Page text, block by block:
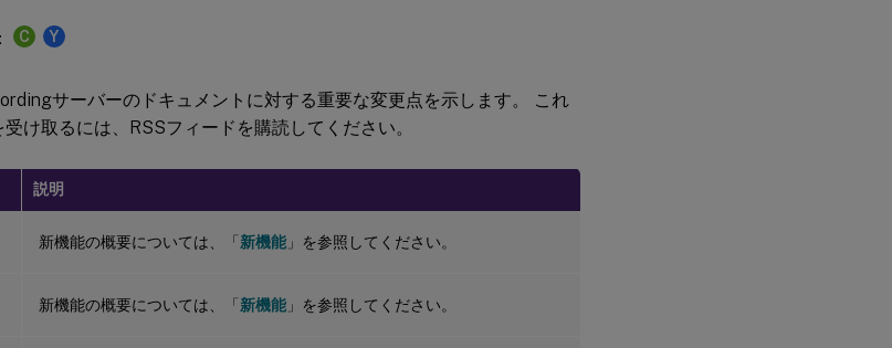
C Y
サーバーのドキュメントに対する重要な変更点を示します。 これ
け取るには、RSSフィードを購読してください。
説明
新機能の概要については、「新機能 」を参照してください。
新機能の概要については、「新機能 」を参照してください。